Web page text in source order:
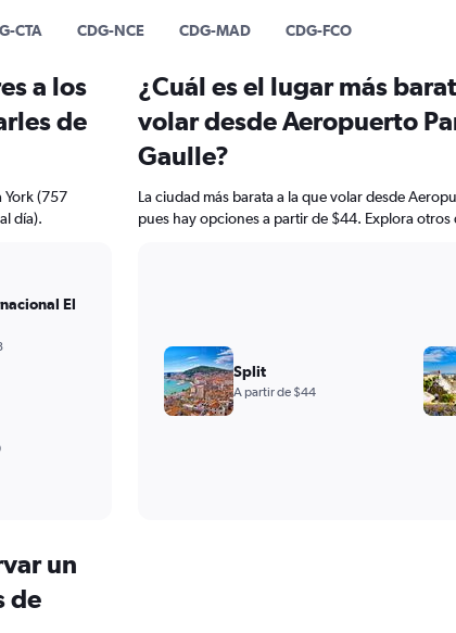
CTA CDG-NCE CDG-MAD CDG-FCO
un
de
a los
de
York (757
día).
El
¿Cuál es el lugar más
volar desde Aeropuerto
Gaulle?
La ciudad más barata a la que volar desde
pues hay opciones a partir de $44. Explora
Split
A partir de $44